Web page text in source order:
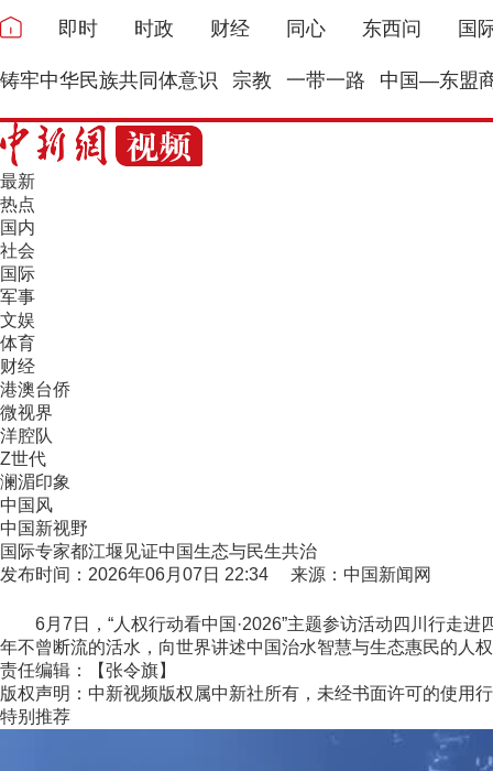
即时 时政 财经 同心 东西问 国
铸牢中华民族共同体意识 宗教 一带一路 中国—东盟
最新
热点
国内
社会
国际
军事
文娱
体育
财经
港澳台侨
微视界
洋腔队
Z世代
澜湄印象
中国风
中国新视野
国际专家都江堰见证中国生态与民生共治
发布时间：2026年06月07日 22:34 来源：中国新闻网
6月7日，“人权行动看中国·2026”主题参访活动四川行走进
年不曾断流的活水，向世界讲述中国治水智慧与生态惠民的人
责任编辑：【张令旗】
版权声明：中新视频版权属中新社所有，未经书面许可的使用
特别推荐